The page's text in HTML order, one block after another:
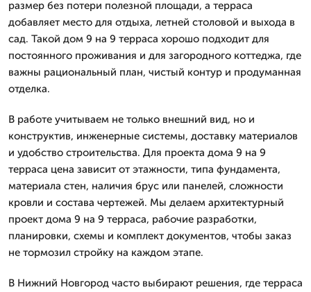
размер без потери полезной площади, а терраса
добавляет место для отдыха, летней столовой и выхода в
сад. Такой дом 9 на 9 терраса хорошо подходит для
постоянного проживания и для загородного коттеджа, где
важны рациональный план, чистый контур и продуманная
отделка.
В работе учитываем не только внешний вид, но и
конструктив, инженерные системы, доставку материалов
и удобство строительства. Для проекта дома 9 на 9
терраса цена зависит от этажности, типа фундамента,
материала стен, наличия брус или панелей, сложности
кровли и состава чертежей. Мы делаем архитектурный
проект дома 9 на 9 терраса, рабочие разработки,
планировки, схемы и комплект документов, чтобы заказ
не тормозил стройку на каждом этапе.
В Нижний Новгород часто выбирают решения, где терраса